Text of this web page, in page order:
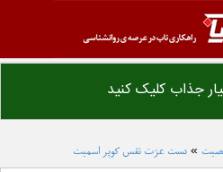
جذاب کلیک کنید
» تست عزت نفس کوپر اسمیت